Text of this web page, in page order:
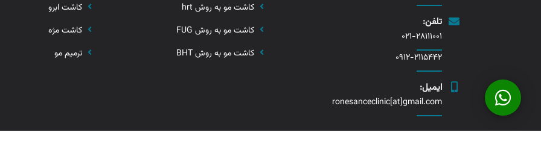
تلفن:
021-28111001
0912-2115442
ایمیل:
ronesanceclinic[at]gmail.com
کاشت مو به روش hrt
کاشت مو به روش FUG
کاشت مو به روش BHT
کاشت ابرو
کاشت مژه
ترمیم مو